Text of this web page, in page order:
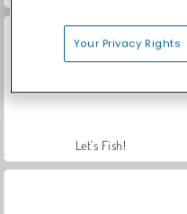
Let's Fish!
Your Privacy Rights